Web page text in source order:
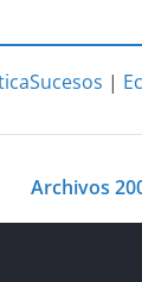
Sucesos |
Archivos